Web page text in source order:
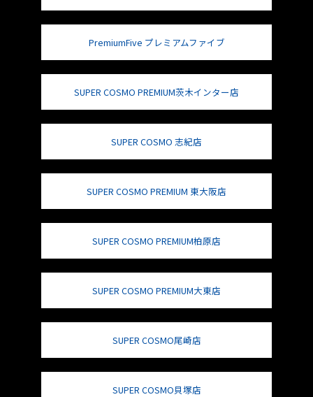
PremiumFive プレミアムファイブ
SUPER COSMO PREMIUM茨木インター店
SUPER COSMO 志紀店
SUPER COSMO PREMIUM 東大阪店
SUPER COSMO PREMIUM柏原店
SUPER COSMO PREMIUM大東店
SUPER COSMO尾崎店
SUPER COSMO貝塚店